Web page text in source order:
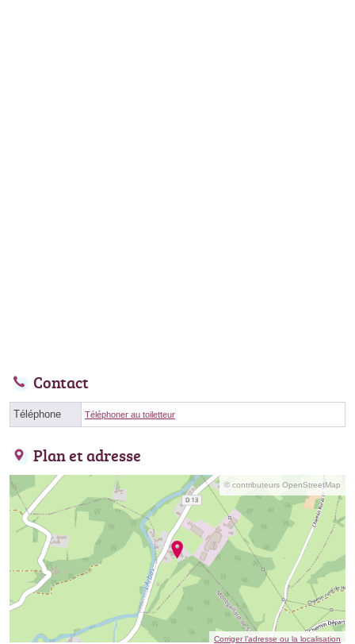
Contact
Téléphone Téléphoner au toiletteur
Plan et adresse
© contributeurs OpenStreetMap
Corriger l’adresse ou la localisation